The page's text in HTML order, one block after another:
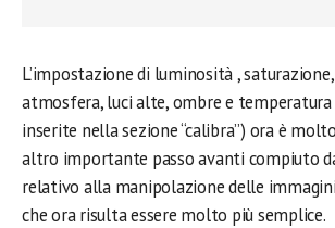
L’impostazione di luminosità ,
atmosfera, luci alte, ombre e
inserite nella sezione “calibra”) ora è
altro importante passo avanti compiuto
relativo alla manipolazione delle
che ora risulta essere molto più semplice.